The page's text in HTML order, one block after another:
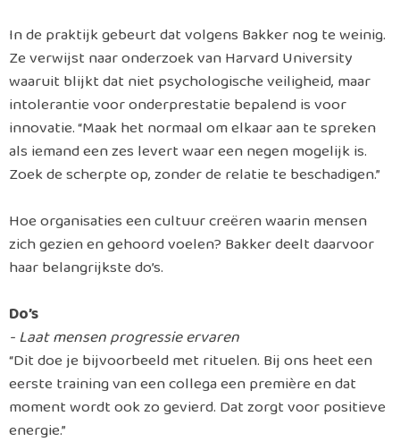
In de praktijk gebeurt dat volgens Bakker nog te weinig.
Ze verwijst naar onderzoek van Harvard University
waaruit blijkt dat niet psychologische veiligheid, maar
intolerantie voor onderprestatie bepalend is voor
innovatie. “Maak het normaal om elkaar aan te spreken
als iemand een zes levert waar een negen mogelijk is.
Zoek de scherpte op, zonder de relatie te beschadigen.”
Hoe organisaties een cultuur creëren waarin mensen
zich gezien en gehoord voelen? Bakker deelt daarvoor
haar belangrijkste do’s.
Do’s
- Laat mensen progressie ervaren
“Dit doe je bijvoorbeeld met rituelen. Bij ons heet een
eerste training van een collega een première en dat
moment wordt ook zo gevierd. Dat zorgt voor positieve
energie.”